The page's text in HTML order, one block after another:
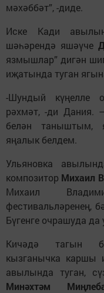
мәхәббәт”, -диде.
Иске Кади
шәһәрендә яшәүче
язмышлар” дигән
иҗатында туган
-Шундый күңелле
рәхмәт, -ди Дания.
белән таныштым,
яңалык белдем.
Ульяновка
композитор Михаил
Михаил
фестивальләренең,
Бүгенге очрашуда
Кичәдә тагын
кызганычка каршы
авылында туган,
Минәхтәм